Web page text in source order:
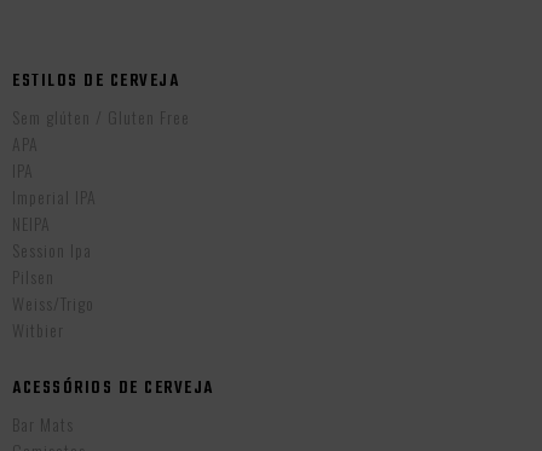
ESTILOS DE CERVEJA
Sem glúten / Gluten Free
APA
IPA
Imperial IPA
NEIPA
Session Ipa
Pilsen
Weiss/Trigo
Witbier
ACESSÓRIOS DE CERVEJA
Bar Mats